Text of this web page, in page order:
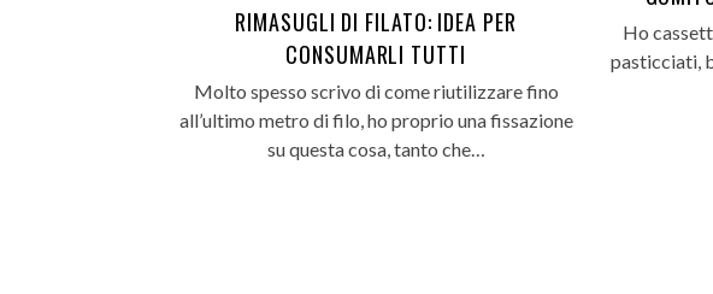
RIMASUGLI DI FILATO: IDEA PER
CONSUMARLI TUTTI
Molto spesso scrivo di come riutilizzare fino
all’ultimo metro di filo, ho proprio una fissazione
su questa cosa, tanto che…
Ho
pasticciati,